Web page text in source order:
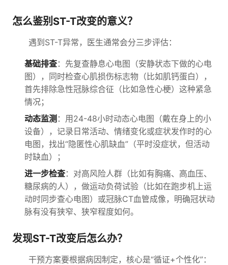
怎么鉴别ST-T改变的意义？
遇到ST-T异常，医生通常会分三步评估：
基础排查：先复查静息心电图（安静状态下做的心电
图），同时检查心肌损伤标志物（比如肌钙蛋白），
首先排除急性冠脉综合征（比如急性心梗）这种紧急
情况；
动态监测 ：用24-48小时动态心电图（戴在身上的小
设备），记录日常活动、情绪变化或症状发作时的心
电图，找出“隐匿性心肌缺血”（平时没症状，但活动
时缺血）；
进一步检查：对高风险人群（比如有胸痛、高血压、
糖尿病的人），做运动负荷试验（比如在跑步机上运
动时同步查心电图）或冠脉CT血管成像，明确冠状动
脉有没有狭窄、狭窄程度如何。
发现ST-T改变后怎么办？
干预方案要根据病因制定，核心是“循证+个性化”：